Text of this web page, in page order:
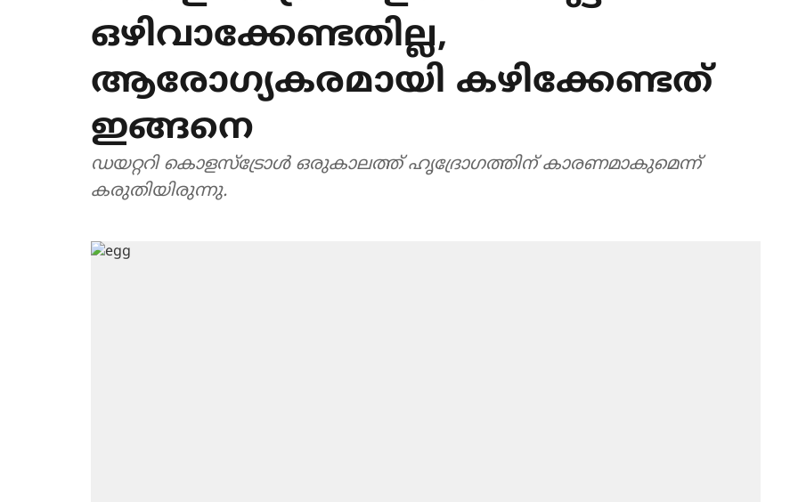
ഒഴിവാക്കേണ്ടതില്ല,
ആരോഗ്യകരമായി കഴിക്കേണ്ടത്
ഇങ്ങനെ
ഡയറ്ററി കൊളസ്ട്രോൾ ഒരുകാലത്ത് ഹൃദ്രോഗത്തിന് കാരണമാകുമെന്ന്
കരുതിയിരുന്നു.